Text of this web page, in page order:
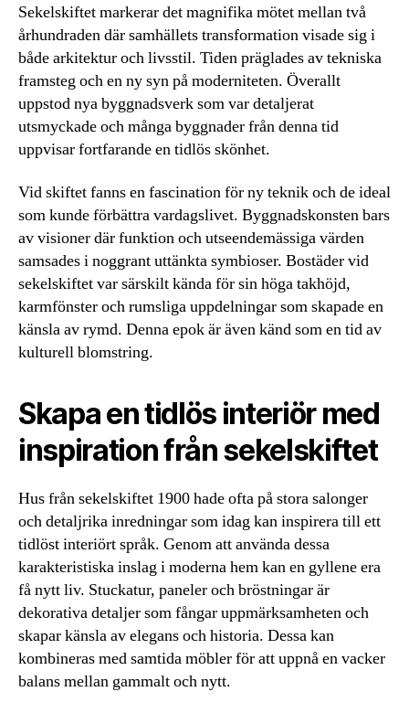
Sekelskiftet markerar det magnifika mötet mellan två
århundraden där samhällets transformation visade sig i
både arkitektur och livsstil. Tiden präglades av tekniska
framsteg och en ny syn på moderniteten. Överallt
uppstod nya byggnadsverk som var detaljerat
utsmyckade och många byggnader från denna tid
uppvisar fortfarande en tidlös skönhet.
Vid skiftet fanns en fascination för ny teknik och de ideal
som kunde förbättra vardagslivet. Byggnadskonsten bars
av visioner där funktion och utseendemässiga värden
samsades i noggrant uttänkta symbioser. Bostäder vid
sekelskiftet var särskilt kända för sin höga takhöjd,
karmfönster och rumsliga uppdelningar som skapade en
känsla av rymd. Denna epok är även känd som en tid av
kulturell blomstring.
Skapa en tidlös interiör med
inspiration från sekelskiftet
Hus från sekelskiftet 1900 hade ofta på stora salonger
och detaljrika inredningar som idag kan inspirera till ett
tidlöst interiört språk. Genom att använda dessa
karakteristiska inslag i moderna hem kan en gyllene era
få nytt liv. Stuckatur, paneler och bröstningar är
dekorativa detaljer som fångar uppmärksamheten och
skapar känsla av elegans och historia. Dessa kan
kombineras med samtida möbler för att uppnå en vacker
balans mellan gammalt och nytt.